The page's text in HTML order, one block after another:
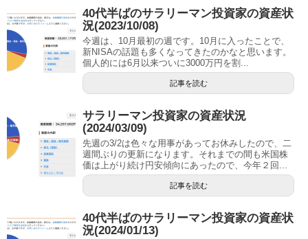
40代半ばのサラリーマン投資家の資産状
況(2023/10/08)
今週は、10月最初の週です。10月に入ったことで、
新NISAの話題も多くなってきたのかなと思います。
個人的には6月以来ついに3000万円を割...
記事を読む
サラリーマン投資家の資産状況
(2024/03/09)
先週の3/2は色々な用事があってお休みしたので、二
週間ぶりの更新になります。それまでの間も米国株
価は上がり続け円安傾向にあったので、今年２回...
記事を読む
40代半ばのサラリーマン投資家の資産状
況(2024/01/13)